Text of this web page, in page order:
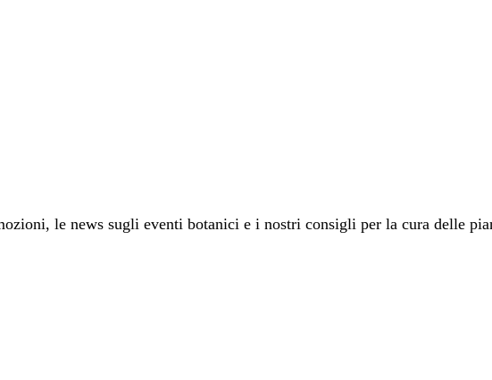
le news sugli eventi botanici e i nostri consigli per la cura delle